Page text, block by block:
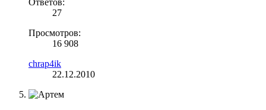
Ответов:
27
Просмотров:
16 908
chrap4ik
22.12.2010